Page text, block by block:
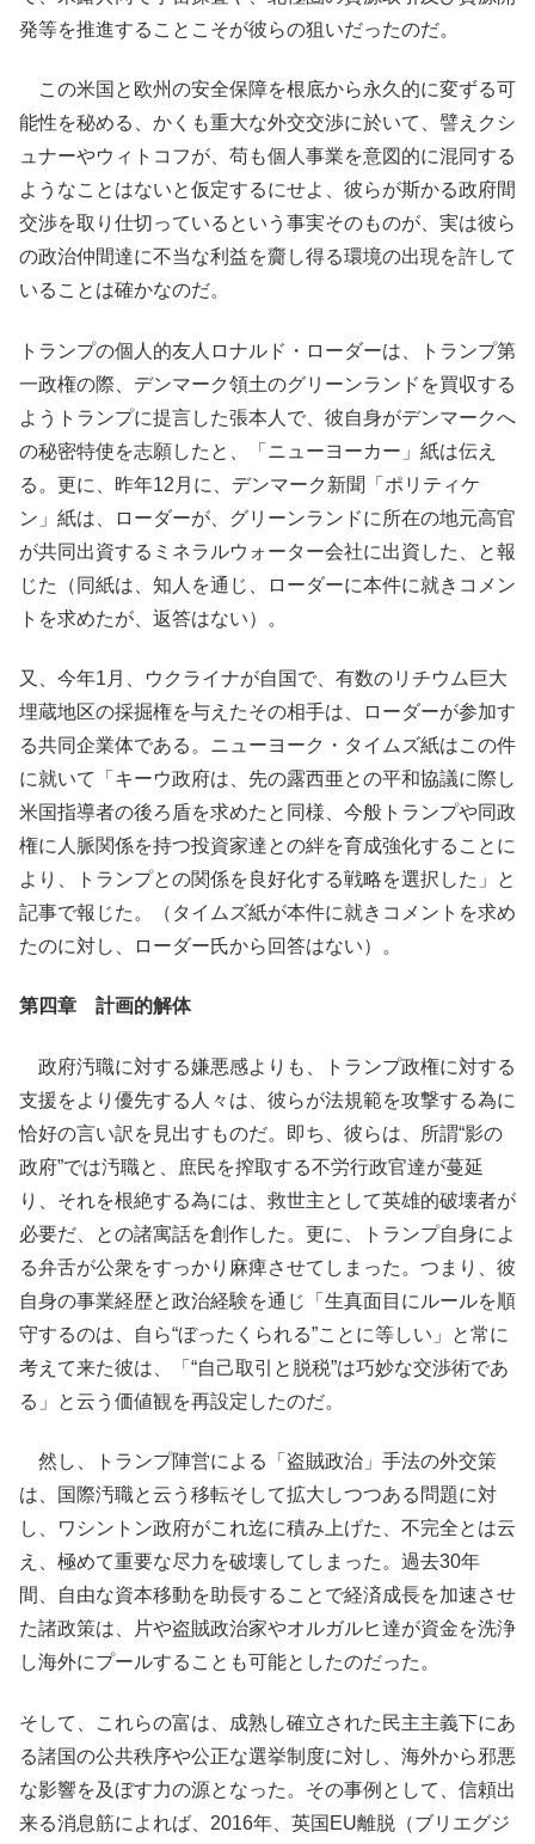
発等を推進することこそが彼らの狙いだったのだ。
この米国と欧州の安全保障を根底から永久的に変ずる可
能性を秘める、かくも重大な外交交渉に於いて、譬えクシ
ュナーやウィトコフが、苟も個人事業を意図的に混同する
ようなことはないと仮定するにせよ、彼らが斯かる政府間
交渉を取り仕切っているという事実そのものが、実は彼ら
の政治仲間達に不当な利益を齎し得る環境の出現を許して
いることは確かなのだ。
トランプの個人的友人ロナルド・ローダーは、トランプ第
一政権の際、デンマーク領土のグリーンランドを買収する
ようトランプに提言した張本人で、彼自身がデンマークへ
の秘密特使を志願したと、「ニューヨーカー」紙は伝え
る。更に、昨年12月に、デンマーク新聞「ポリティケ
ン」紙は、ローダーが、グリーンランドに所在の地元高官
が共同出資するミネラルウォーター会社に出資した、と報
じた（同紙は、知人を通じ、ローダーに本件に就きコメン
トを求めたが、返答はない）。
又、今年1月、ウクライナが自国で、有数のリチウム巨大
埋蔵地区の採掘権を与えたその相手は、ローダーが参加す
る共同企業体である。ニューヨーク・タイムズ紙はこの件
に就いて「キーウ政府は、先の露西亜との平和協議に際し
米国指導者の後ろ盾を求めたと同様、今般トランプや同政
権に人脈関係を持つ投資家達との絆を育成強化することに
より、トランプとの関係を良好化する戦略を選択した」と
記事で報じた。（タイムズ紙が本件に就きコメントを求め
たのに対し、ローダー氏から回答はない）。
第四章 計画的解体
政府汚職に対する嫌悪感よりも、トランプ政権に対する
支援をより優先する人々は、彼らが法規範を攻撃する為に
恰好の言い訳を見出すものだ。即ち、彼らは、所謂“影の
政府”では汚職と、庶民を搾取する不労行政官達が蔓延
り、それを根絶する為には、救世主として英雄的破壊者が
必要だ、との諸寓話を創作した。更に、トランプ自身によ
る弁舌が公衆をすっかり麻痺させてしまった。つまり、彼
自身の事業経歴と政治経験を通じ「生真面目にルールを順
守するのは、自ら“ぼったくられる”ことに等しい」と常に
考えて来た彼は、「“自己取引と脱税”は巧妙な交渉術であ
る」と云う価値観を再設定したのだ。
然し、トランプ陣営による「盗賊政治」手法の外交策
は、国際汚職と云う移転そして拡大しつつある問題に対
し、ワシントン政府がこれ迄に積み上げた、不完全とは云
え、極めて重要な尽力を破壊してしまった。過去30年
間、自由な資本移動を助長することで経済成長を加速させ
た諸政策は、片や盗賊政治家やオルガルヒ達が資金を洗浄
し海外にプールすることも可能としたのだった。
そして、これらの富は、成熟し確立された民主主義下にあ
る諸国の公共秩序や公正な選挙制度に対し、海外から邪悪
な影響を及ぼす力の源となった。その事例として、信頼出
来る消息筋によれば、2016年、英国EU離脱（ブリエグジ